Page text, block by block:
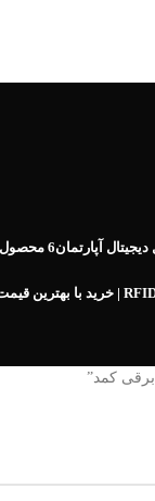
آپارتمان6 محصول
کمد”